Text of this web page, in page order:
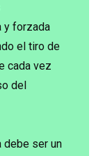
y forzada
el tiro de
cada vez
del
debe ser un